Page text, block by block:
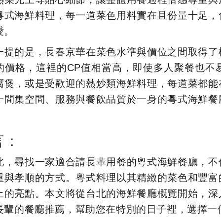
式海鮮料理，每一道菜色用料實在且份量十足
提的是，長春京華在菜色水準與價位之間取得
價格，這裡的CP值相當高，即使多人聚餐也
煲，或是受歡迎的熱炒類海鮮料理，每道菜都
間集空間、服務與餐飲品質於一身的粵式海鮮
，尋找一家適合請長輩用餐的粵式海鮮餐廳，
與孝順的方式。粵式料理以其精緻的菜色和豐
的亮點。本文將從台北的海鮮餐廳概覽開始，
輩的餐廳推薦，幫助您在特別的日子裡，選擇